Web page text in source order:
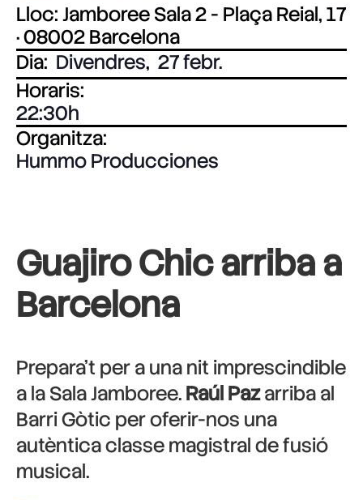
Lloc: Jamboree Sala 2 - Plaça Reial, 17
· 08002 Barcelona
Dia: Divendres, 27 febr.
Horaris:
22:30
Organitza:
Hummo Producciones
Guajiro Chic arriba a
Barcelona
Prepara’t per a una nit imprescindible
a la Sala Jamboree.Raúl Pazarriba al
Barri Gòtic per oferir-nos una
autèntica classe magistral de fusió
musical.